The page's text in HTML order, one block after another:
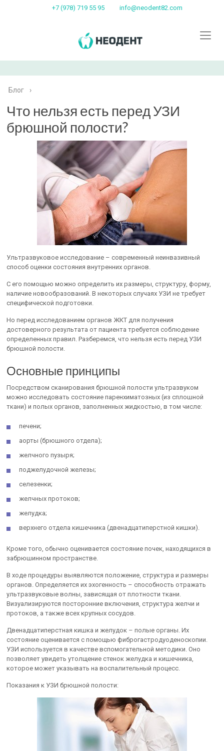
+7 (978) 719 55 95 info@neodent82.com
Блог ›
Что нельзя есть перед УЗИ
брюшной полости?
Ультразвуковое исследование – современный неинвазивный
способ оценки состояния внутренних органов.
С его помощью можно определить их размеры, структуру, форму,
наличие новообразований. В некоторых случаях УЗИ не требует
специфической подготовки.
Но перед исследованием органов ЖКТ для получения
достоверного результата от пациента требуется соблюдение
определенных правил. Разберемся, что нельзя есть перед УЗИ
брюшной полости.
Основные принципы
Посредством сканирования брюшной полости ультразвуком
можно исследовать состояние паренхиматозных (из сплошной
ткани) и полых органов, заполненных жидкостью, в том числе:
печени;
аорты (брюшного отдела);
желчного пузыря;
поджелудочной железы;
селезенки;
желчных протоков;
желудка;
верхнего отдела кишечника (двенадцатиперстной кишки).
Кроме того, обычно оценивается состояние почек, находящихся в
забрюшинном пространстве.
В ходе процедуры выявляются положение, структура и размеры
органов. Определяется их эхогенность – способность отражать
ультразвуковые волны, зависящая от плотности ткани.
Визуализируются посторонние включения, структура желчи и
протоков, а также всех крупных сосудов.
Двенадцатиперстная кишка и желудок – полые органы. Их
состояние оценивается с помощью фиброгастродуоденоскопии.
УЗИ используется в качестве вспомогательной методики. Оно
позволяет увидеть утолщение стенок желудка и кишечника,
которое может указывать на воспалительный процесс.
Показания к УЗИ брюшной полости: